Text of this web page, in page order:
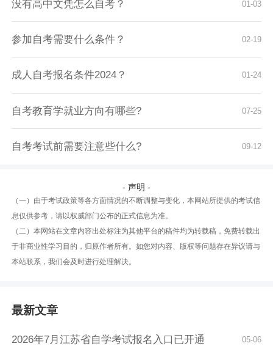
01-03
没有高中文凭怎么自考？
02-19
参加自考需要什么条件？
01-24
成人自考报名条件2024？
07-25
自考教育学就业方向有哪些?
09-12
自考考试前需要注意些什么?
- 声明 -
（一）由于考试政策等各方面情况的不断调整与变化，本网站所提供的考试信
息仅供参考，请以权威部门公布的正式信息为准。
（二）本网站在文章内容出处标注为其他平台的稿件均为转载稿，免费转载出
于非商业性学习目的，归原作者所有。如您对内容、版权等问题存在异议请与
本站联系，我们会及时进行处理解决。
最新文章
05-06
2026年7月江苏省自学考试报名入口已开通